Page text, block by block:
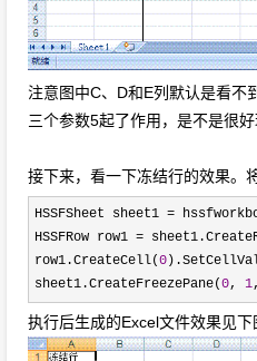
注意图中C、D和E列默认是看不
三个参数5起了作用，是不是很好
接下来，看一下冻结行的效果。
HSSFSheet sheet1 =
HSSFRow row1 =
row1.CreateCell(0
sheet1.CreateFreezePane(0, 1
执行后生成的Excel文件效果见下